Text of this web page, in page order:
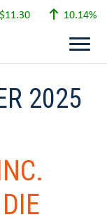
$11.30 10.14%
2025